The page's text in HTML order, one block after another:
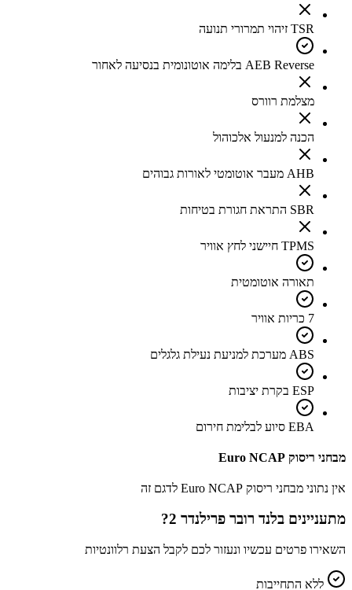
TSR זיהוי תמרורי תנועה
AEB Reverse בלימה אוטונומית בנסיעה לאחור
מצלמת רוורס
הכנה למנעול אלכוהול
AHB מעבר אוטומטי לאורות גבוהים
SBR התראת חגורת בטיחות
TPMS חיישני לחץ אוויר
תאורה אוטומטית
7 כריות אוויר
ABS מערכת למניעת נעילת גלגלים
ESP בקרת יציבות
EBA סיוע לבלימת חירום
מבחני ריסוק Euro NCAP
אין נתוני מבחני ריסוק Euro NCAP לדגם זה
מתעניינים בלנד רובר פרילנדר 2 ?
השאירו פרטים עכשיו ונעזור לכם לקבל הצעת רלוונטיות
ללא התחייבות